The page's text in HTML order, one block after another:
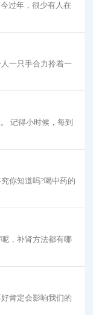
过年，很少有人在
一只手合力拎着一
记得小时候，每到
你知道吗?喝中药的
，补肾方法都有哪
肯定会影响我们的